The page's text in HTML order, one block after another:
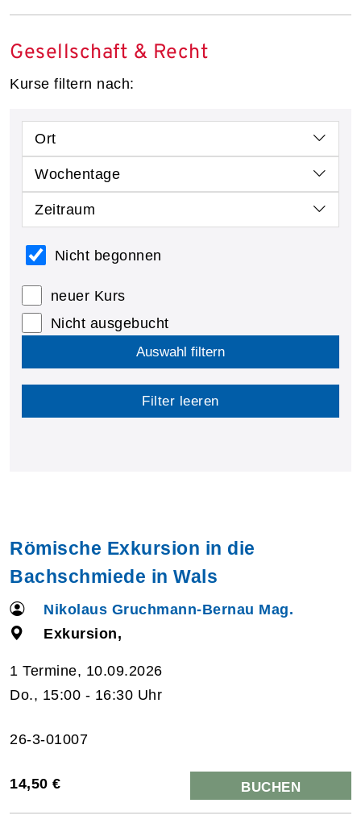
Gesellschaft & Recht
Kurse filtern nach:
Ort
Wochentage
Zeitraum
Nicht begonnen
neuer Kurs
Nicht ausgebucht
Auswahl filtern
Filter leeren
Römische Exkursion in die
Bachschmiede in Wals
Nikolaus Gruchmann-Bernau Mag.
Exkursion,
1 Termine, 10.09.2026
Do., 15:00 - 16:30 Uhr
26-3-01007
14,50 € BUCHEN